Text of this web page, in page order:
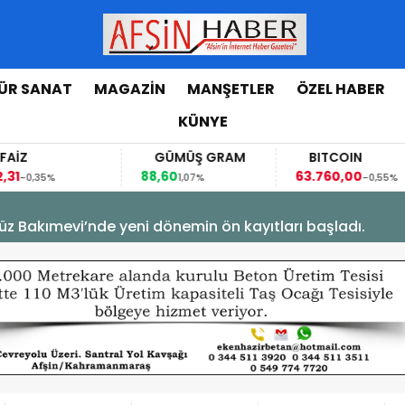
SANAT MAGAZİN MANŞETLER ÖZEL HABER
KÜNYE
FAİZ
-0,35%
GÜMÜŞ GRAM
88,601,07%
BITCOIN
63.760,00-0,55%
Bakımevi’nde yeni dönemin ön kayıtları başladı.